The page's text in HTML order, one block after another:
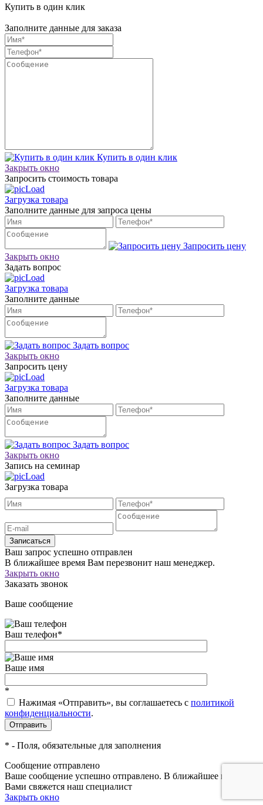
Купить в один клик
Заполните данные для заказа
Купить в один клик
Закрыть окно
Запросить стоимость товара
Загрузка товара
Заполните данные для запроса цены
Запросить цену
Закрыть окно
Задать вопрос
Загрузка товара
Заполните данные
Задать вопрос
Закрыть окно
Запросить цену
Загрузка товара
Заполните данные
Задать вопрос
Закрыть окно
Запись на семинар
Загрузка товара
Записаться
Ваш запрос успешно отправлен
В ближайшее время Вам перезвонит наш менеджер.
Закрыть окно
Заказать звонок
Ваше сообщение
Ваш телефон*
Ваше имя
*
Нажимая «Отправить», вы соглашаетесь c политикой
конфиденциальности.
* - Поля, обязательные для заполнения
Сообщение отправлено
Ваше сообщение успешно отправлено. В ближайшее время с
Вами свяжется наш специалист
Закрыть окно